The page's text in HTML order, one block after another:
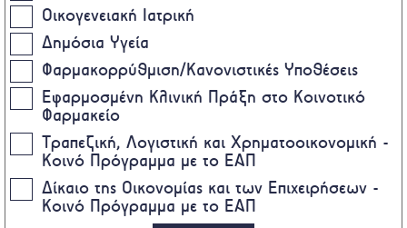
Οικογενειακή Ιατρική
Δημόσια Υγεία
Φαρμακορρύθμιση/Κανονιστικές Υποθέσεις
Εφαρμοσμένη Κλινική Πράξη στο Κοινοτικό
Φαρμακείο
Τραπεζική, Λογιστική και Χρηματοοικονομική -
Κοινό Πρόγραμμα με το ΕΑΠ
Δίκαιο της Οικονομίας και των Επιχειρήσεων -
Κοινό Πρόγραμμα με το ΕΑΠ